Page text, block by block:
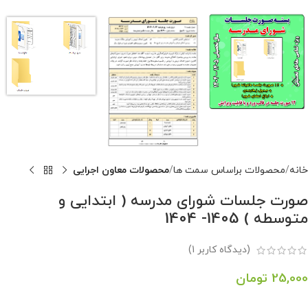
خانه محصولات براساس سمت ها محصولات معاون اجرایی
صورت جلسات شورای مدرسه ( ابتدایی و
متوسطه ) 1405- 1404
(دیدگاه کاربر 1
)
25,000 تومان